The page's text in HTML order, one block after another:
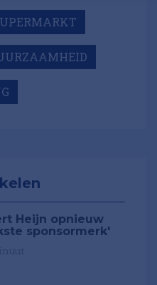
Heijn opnieuw
sponsormerk'